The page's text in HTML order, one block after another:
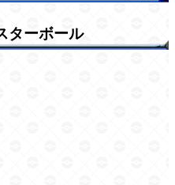
ターボール